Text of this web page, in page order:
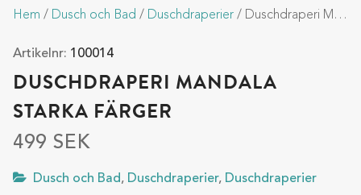
Hem / Dusch och Bad / Duschdraperier / Duschdraperi Mandala starka färger
Artikelnr: 100014
DUSCHDRAPERI MANDALA
STARKA FÄRGER
499 SEK
Dusch och Bad, Duschdraperier, Duschdraperier